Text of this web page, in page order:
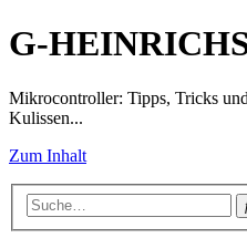
G-
Mikrocontroller: Tipps, Tricks
Kulissen...
Zum Inhalt